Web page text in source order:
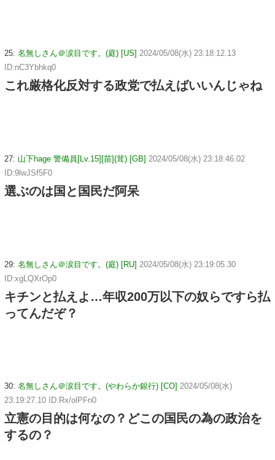
25: 名無しさん＠涙目です。(庭) [US] 2024/05/08(水) 23:18:12.13
ID:nC3Ybhkq0
これ厳格化反対する政党で払えばいいんじゃね
27: 山下hage 警備員[Lv.15][苗](茸) [GB] 2024/05/08(水) 23:18:46.02
ID:9lwJSf5F0
選ぶのは国と国民だ阿呆
29: 名無しさん＠涙目です。(庭) [RU] 2024/05/08(水) 23:19:05.30
ID:xgLQXrOp0
キチンと払えよ…年収200万以下の奴らですら払
ってんだぞ？
30: 名無しさん＠涙目です。(やわらか銀行) [CO] 2024/05/08(水)
23:19:27.10 ID:Rx/olPFn0
立憲の目的は何なの？どこの国民の為の政治を
するの？